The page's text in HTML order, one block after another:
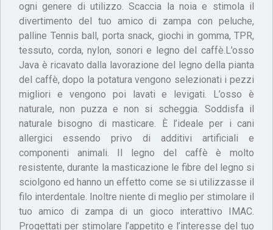
ogni genere di utilizzo. Scaccia la noia e stimola il
divertimento del tuo amico di zampa con peluche,
palline Tennis ball, porta snack, giochi in gomma, TPR,
tessuto, corda, nylon, sonori e legno del caffè.L’osso
Java è ricavato dalla lavorazione del legno della pianta
del caffè, dopo la potatura vengono selezionati i pezzi
migliori e vengono poi lavati e levigati. L’osso è
naturale, non puzza e non si scheggia. Soddisfa il
naturale bisogno di masticare. È l’ideale per i cani
allergici essendo privo di additivi artificiali e
componenti animali. Il legno del caffè è molto
resistente, durante la masticazione le fibre del legno si
sciolgono ed hanno un effetto come se si utilizzasse il
filo interdentale. Inoltre niente di meglio per stimolare il
tuo amico di zampa di un gioco interattivo IMAC.
Progettati per stimolare l’appetito e l’interesse del tuo